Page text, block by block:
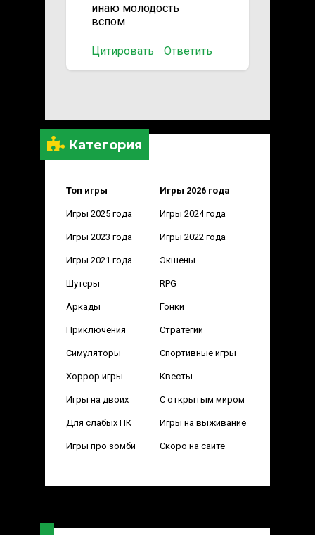
Категория
Топ игры Игры 2026 года
Игры 2025 года Игры 2024 года
Игры 2023 года Игры 2022 года
Игры 2021 года Экшены
Шутеры RPG
Аркады Гонки
Приключения Стратегии
Симуляторы Спортивные игры
Хоррор игры Квесты
Игры на двоих С открытым миром
Для слабых ПК Игры на выживание
Игры про зомби Скоро на сайте
инаю молодость
вспом
Цитировать Ответить